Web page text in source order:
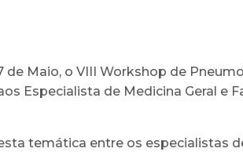
Maio, o VIII Workshop de
Especialista de Medicina Geral e
temática entre os especialistas